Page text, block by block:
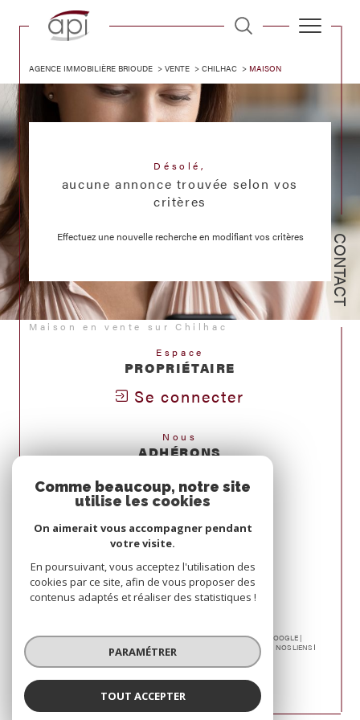
CONTACT
AGENCE IMMOBILIÈRE BRIOUDE VENTE CHILHAC MAISON
Désolé,
aucune annonce trouvée selon vos
critères
Effectuez une nouvelle recherche en modifiant vos critères
Maison en vente sur Chilhac
Espace
PROPRIÉTAIRE
Se connecter
Nous
ADHÉRONS
© 2026 | TOUS DROITS RÉSERVÉS | TRADUCTION POWERED BY GOOGLE |
NOS HONORAIRES
PLAN DU SITE MENTIONS LÉGALES ADMIN
NOS LIENS
POLITIQUE RGPD
Comme beaucoup, notre site
utilise les cookies
On aimerait vous accompagner pendant
votre visite.
En poursuivant, vous acceptez l'utilisation des
cookies par ce site, afin de vous proposer des
contenus adaptés et réaliser des statistiques !
PARAMÉTRER
TOUT ACCEPTER